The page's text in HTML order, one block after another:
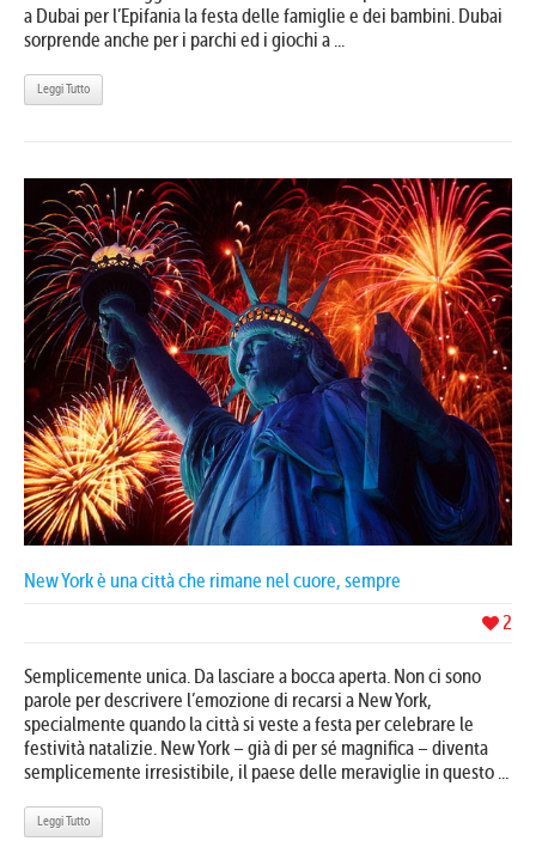
a Dubai per l’Epifania la festa delle famiglie e dei bambini. Dubai
sorprende anche per i parchi ed i giochi a ...
Leggi Tutto
New York è una città che rimane nel cuore, sempre
2
Semplicemente unica. Da lasciare a bocca aperta. Non ci sono
parole per descrivere l’emozione di recarsi a New York,
specialmente quando la città si veste a festa per celebrare le
festività natalizie. New York – già di per sé magnifica – diventa
semplicemente irresistibile, il paese delle meraviglie in questo ...
Leggi Tutto